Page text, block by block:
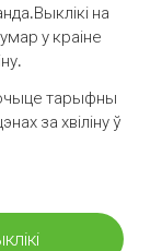
Выклікі на
у краіне
тарыфны
за хвіліну ў